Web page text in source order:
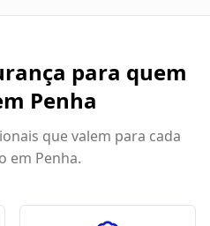
para quem
Penha
que valem para cada
em Penha.